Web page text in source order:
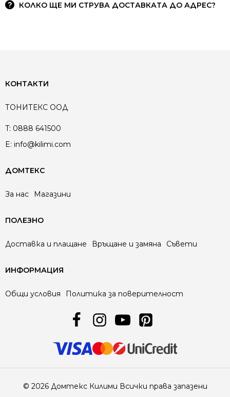
КОЛКО ЩЕ МИ СТРУВА ДОСТАВКАТА ДО АДРЕС?
КОНТАКТИ
ТОНИТЕКС ООД
T: 0888 641500
E: info@kilimi.com
ДОМТЕКС
За нас Магазини
ПОЛЕЗНО
Доставка и плащане Връщане и замяна Съвети
ИНФОРМАЦИЯ
Общи условия Политика за поверителност
© 2026 Домтекс Килими Всички права запазени